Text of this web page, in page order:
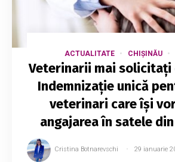
ACTUALITATE CHIȘINĂU
Veterinarii mai solicitați
Indemnizație unică
veterinari care își
angajarea în satele
Cristina Botnarevschi 29 ianuarie